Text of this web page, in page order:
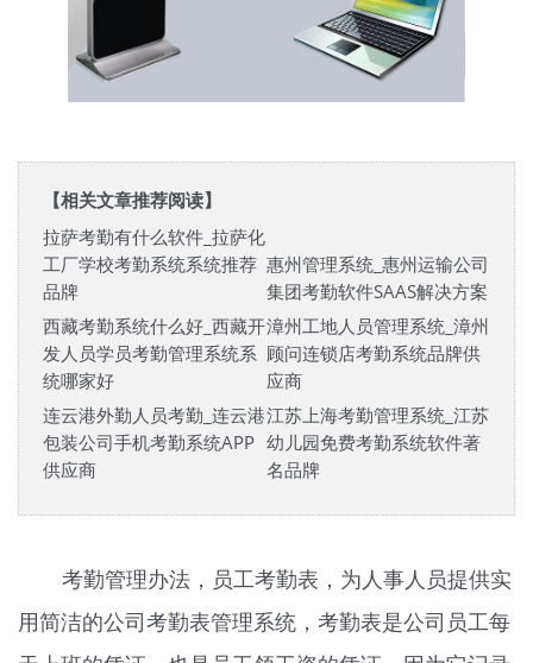
【相关文章推荐阅读】
拉萨考勤有什么软件_拉萨化
工厂学校考勤系统系统推荐
品牌
惠州管理系统_惠州运输公司
集团考勤软件SAAS解决方案
西藏考勤系统什么好_西藏开
发人员学员考勤管理系统系
统哪家好
漳州工地人员管理系统_漳州
顾问连锁店考勤系统品牌供
应商
连云港外勤人员考勤_连云港
包装公司手机考勤系统APP
供应商
江苏上海考勤管理系统_江苏
幼儿园免费考勤系统软件著
名品牌
考勤管理办法，员工考勤表，为人事人员提供实
用简洁的公司考勤表管理系统，考勤表是公司员工每